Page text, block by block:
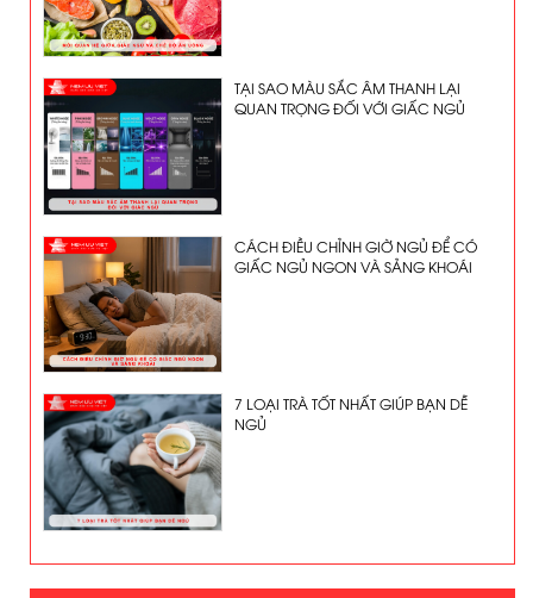
TẠI SAO MÀU SẮC ÂM THANH LẠI
QUAN TRỌNG ĐỐI VỚI GIẤC NGỦ
CÁCH ĐIỀU CHỈNH GIỜ NGỦ ĐỂ CÓ
GIẤC NGỦ NGON VÀ SẢNG KHOÁI
7 LOẠI TRÀ TỐT NHẤT GIÚP BẠN DỄ
NGỦ